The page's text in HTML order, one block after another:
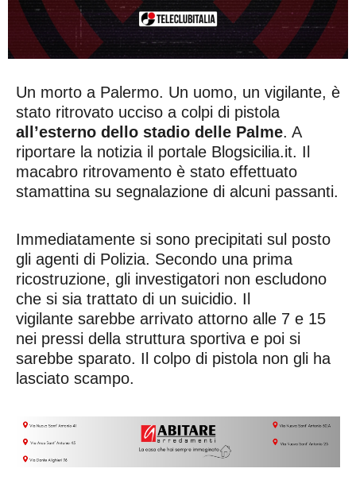
Un morto a Palermo. Un uomo, un vigilante, è
stato ritrovato ucciso a colpi di pistola
all’esterno dello stadio delle Palme. A
riportare la notizia il portale Blogsicilia.it. Il
macabro ritrovamento è stato effettuato
stamattina su segnalazione di alcuni passanti.
Immediatamente si sono precipitati sul posto
gli agenti di Polizia. Secondo una prima
ricostruzione, gli investigatori non escludono
che si sia trattato di un suicidio. Il
vigilante sarebbe arrivato attorno alle 7 e 15
nei pressi della struttura sportiva e poi si
sarebbe sparato. Il colpo di pistola non gli ha
lasciato scampo.